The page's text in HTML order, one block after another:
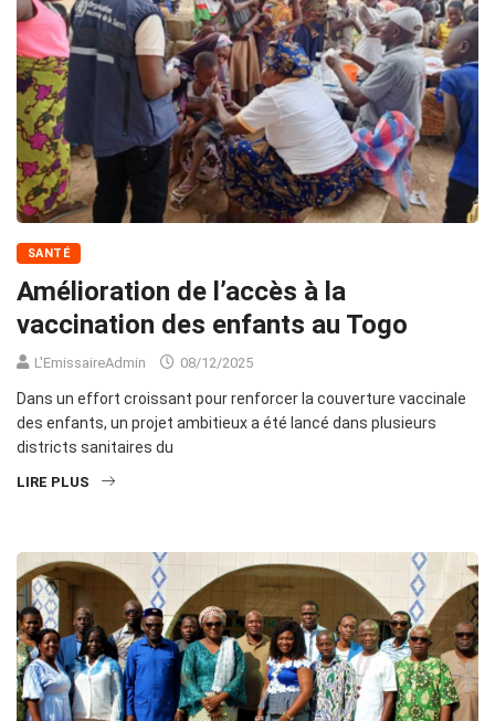
SANTÉ
Amélioration de l’accès à la
vaccination des enfants au Togo
L'EmissaireAdmin 08/12/2025
Dans un effort croissant pour renforcer la couverture vaccinale
des enfants, un projet ambitieux a été lancé dans plusieurs
districts sanitaires du
LIRE PLUS